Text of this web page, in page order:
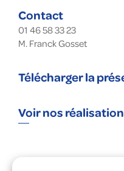
Contact
01 46 58 33 23
M. Franck Gosset
Télécharger la
Voir nos